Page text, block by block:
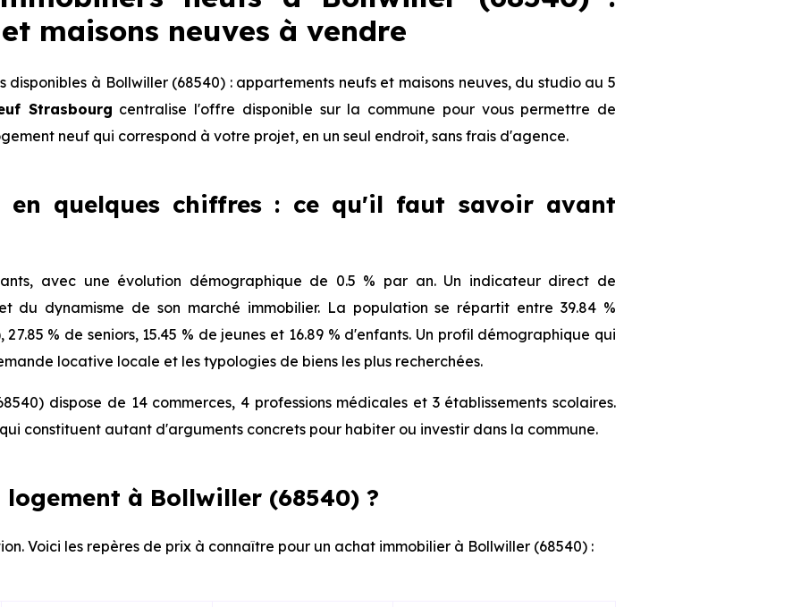
maisons neuves à vendre
disponibles à Bollwiller (68540) : appartements neufs et maisons neuves, du studio au 5
Strasbourg centralise l'offre disponible sur la commune pour vous permettre de
neuf qui correspond à votre projet, en un seul endroit, sans frais d'agence.
en quelques chiffres : ce qu'il faut savoir avant
avec une évolution démographique de 0.5 % par an. Un indicateur direct de
du dynamisme de son marché immobilier. La population se répartit entre 39.84 %
% de seniors, 15.45 % de jeunes et 16.89 % d'enfants. Un profil démographique qui
locative locale et les typologies de biens les plus recherchées.
dispose de 14 commerces, 4 professions médicales et 3 établissements scolaires.
constituent autant d'arguments concrets pour habiter ou investir dans la commune.
à Bollwiller (68540) ?
Voici les repères de prix à connaître pour un achat immobilier à Bollwiller (68540) :